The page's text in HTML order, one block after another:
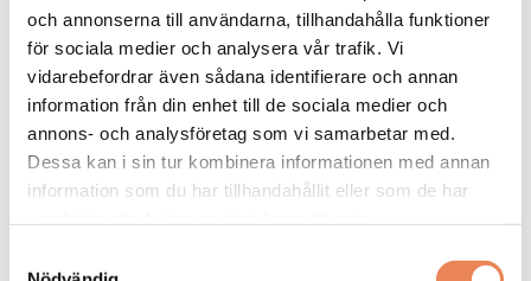
och annonserna till användarna, tillhandahålla funktioner
för sociala medier och analysera vår trafik. Vi
vidarebefordrar även sådana identifierare och annan
information från din enhet till de sociala medier och
annons- och analysföretag som vi samarbetar med.
Dessa kan i sin tur kombinera informationen med annan
information som du har tillhandahållit eller som de har
Nu inleds nästa fas för
Sheraton
Elin Roquet